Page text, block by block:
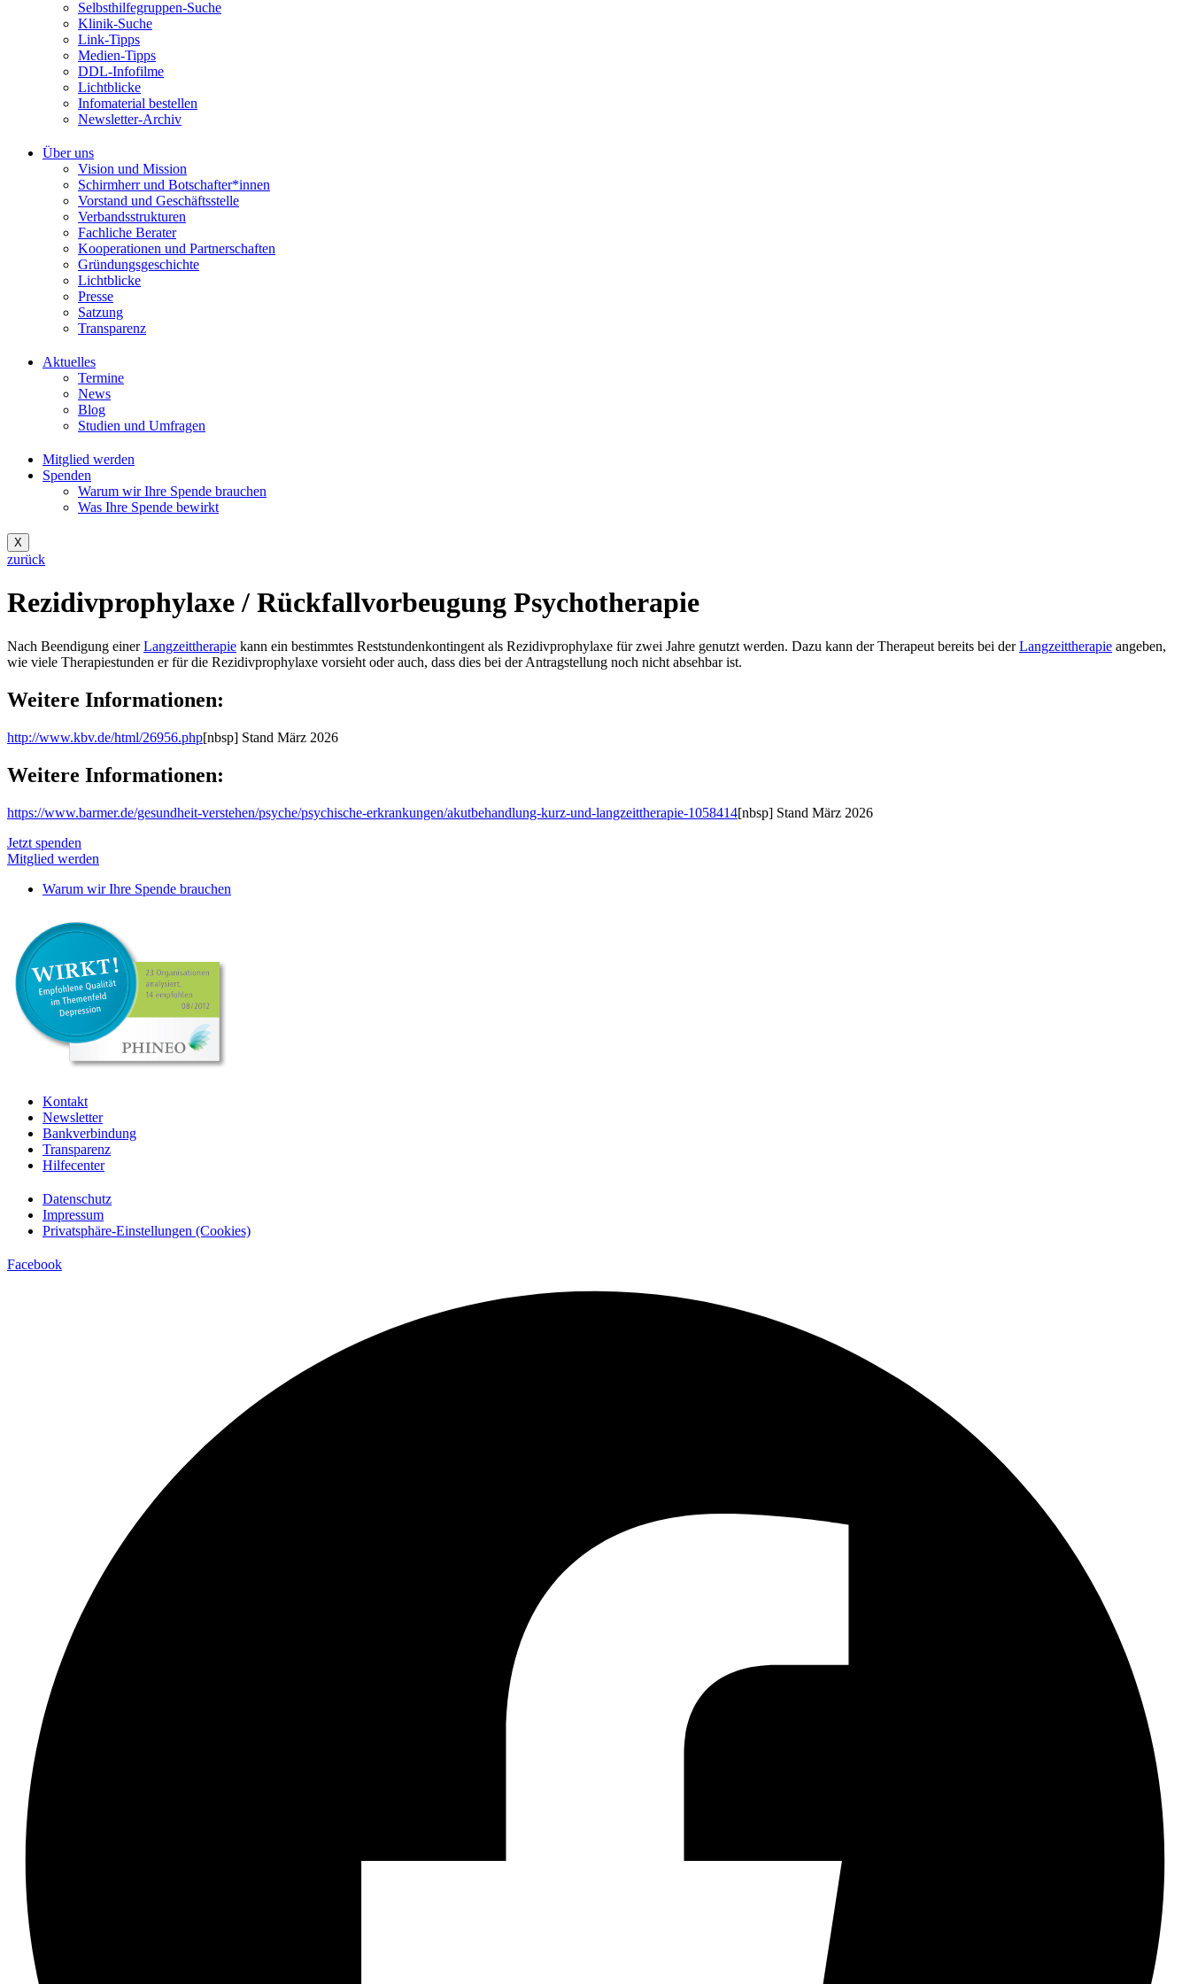
Selbsthilfegruppen-Suche
Klinik-Suche
Link-Tipps
Medien-Tipps
DDL-Infofilme
Lichtblicke
Infomaterial bestellen
Newsletter-Archiv
Über uns
Vision und Mission
Schirmherr und Botschafter*innen
Vorstand und Geschäftsstelle
Verbandsstrukturen
Fachliche Berater
Kooperationen und Partnerschaften
Gründungsgeschichte
Lichtblicke
Presse
Satzung
Transparenz
Aktuelles
Termine
News
Blog
Studien und Umfragen
Mitglied werden
Spenden
Warum wir Ihre Spende brauchen
Was Ihre Spende bewirkt
X
zurück
Rezidivprophylaxe / Rückfallvorbeugung Psychotherapie
Nach Beendigung einerLangzeittherapie kann ein bestimmtes Reststundenkontingent als Rezidivprophylaxe für zwei Jahre genutzt werden. Dazu kann der Therapeut bereits bei derLangzeittherapie angeben,
wie viele Therapiestunden er für die Rezidivprophylaxe vorsieht oder auch, dass dies bei der Antragstellung noch nicht absehbar ist.
Weitere Informationen:
http://www.kbv.de/html/26956.php[nbsp] Stand März 2026
Weitere Informationen:
https://www.barmer.de/gesundheit-verstehen/psyche/psychische-erkrankungen/akutbehandlung-kurz-und-langzeittherapie-1058414[nbsp] Stand März 2026
Jetzt spenden
Mitglied werden
Warum wir Ihre Spende brauchen
Kontakt
Newsletter
Bankverbindung
Transparenz
Hilfecenter
Datenschutz
Impressum
Privatsphäre-Einstellungen (Cookies)
Facebook